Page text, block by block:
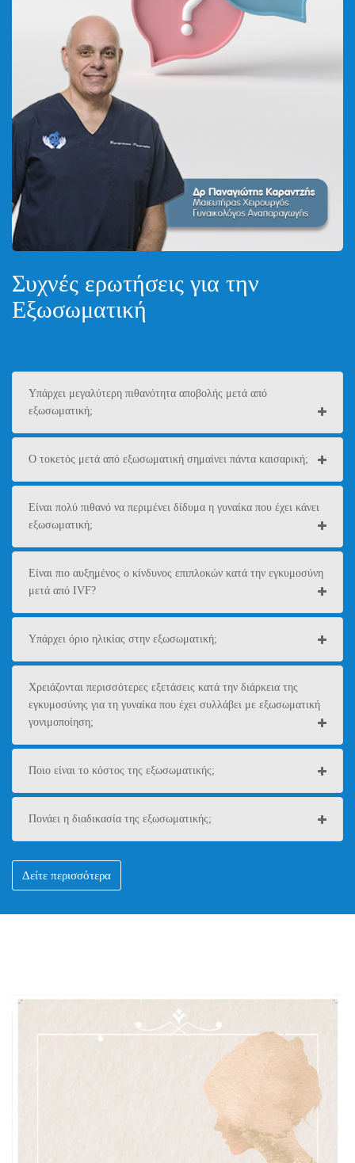
Συχνές ερωτήσεις για την
Εξωσωματική
Υπάρχει μεγαλύτερη πιθανότητα αποβολής μετά από
εξωσωματική;
Ο τοκετός μετά από εξωσωματική σημαίνει πάντα καισαρική;
Είναι πολύ πιθανό να περιμένει δίδυμα η γυναίκα που έχει κάνει
εξωσωματική;
Είναι πιο αυξημένος ο κίνδυνος επιπλοκών κατά την εγκυμοσύνη
μετά από IVF?
Υπάρχει όριο ηλικίας στην εξωσωματική;
Χρειάζονται περισσότερες εξετάσεις κατά την διάρκεια της
εγκυμοσύνης για τη γυναίκα που έχει συλλάβει με εξωσωματική
γονιμοποίηση;
Ποιο είναι το κόστος της εξωσωματικής;
Πονάει η διαδικασία της εξωσωματικής;
Δείτε περισσότερα